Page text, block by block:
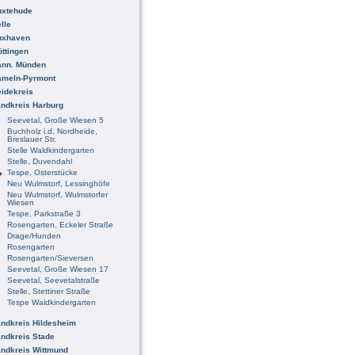
Münden
Pyrmont
Harburg
Seevetal, Große Wiesen 5
Buchholz i.d. Nordheide,
Breslauer Str.
Stelle Waldkindergarten
Stelle, Duvendahl
Tespe, Osterstücke
Neu Wulmstorf, Lessinghöfe
Neu Wulmstorf, Wulmstorfer
Wiesen
Tespe, Parkstraße 3
Rosengarten, Eckeler Straße
Drage/Hunden
Rosengarten
Rosengarten/Sieversen
Seevetal, Große Wiesen 17
Seevetal, Seevetalstraße
Stelle, Stettiner Straße
Tespe Waldkindergarten
Hildesheim
Stade
Wittmund